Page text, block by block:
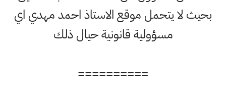
بحيث لا يتحمل موقع الاستاذ احمد مهدي اي
مسؤولية قانونية حيال ذلك
==========